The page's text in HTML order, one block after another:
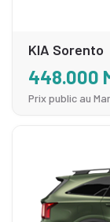
KIA Sorento
448.000
Prix public au